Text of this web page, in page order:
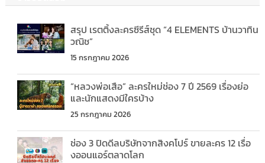
สรุป เรตติ้งละครซีรีส์ชุด “4 ELEMENTS บ้านวาทิน
วณิช”
15 กรกฎาคม 2026
“หลวงพ่อเสือ” ละครใหม่ช่อง 7 ปี 2569 เรื่องย่อ
และนักแสดงมีใครบ้าง
25 กรกฎาคม 2026
ช่อง 3 ปิดดีลบริษัทจากสิงคโปร์ ขายละคร 12 เรื่อ
งออนแอร์ตลาดโลก